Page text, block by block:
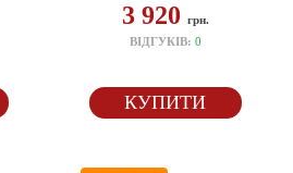
3 920 грн.
ВІДГУКІВ: 0
КУПИТИ